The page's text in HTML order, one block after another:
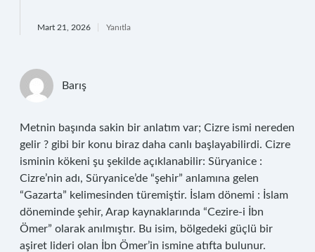
Mart 21, 2026 Yanıtla
Barış
Metnin başında sakin bir anlatım var; Cizre ismi nereden
gelir ? gibi bir konu biraz daha canlı başlayabilirdi. Cizre
isminin kökeni şu şekilde açıklanabilir: Süryanice :
Cizre’nin adı, Süryanice’de “şehir” anlamına gelen
“Gazarta” kelimesinden türemiştir. İslam dönemi : İslam
döneminde şehir, Arap kaynaklarında “Cezire-i İbn
Ömer” olarak anılmıştır. Bu isim, bölgedeki güçlü bir
aşiret lideri olan İbn Ömer’in ismine atıfta bulunur.